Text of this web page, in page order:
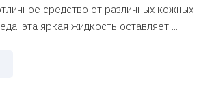
средство от различных кожных
эта яркая жидкость оставляет ...